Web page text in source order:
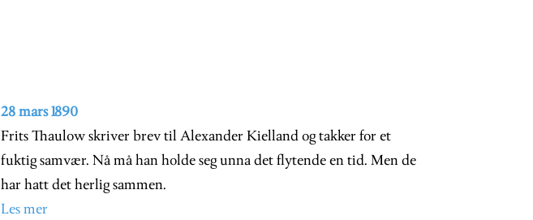
28 mars 1890
Frits Thaulow skriver brev til Alexander Kielland og takker for et
fuktig samvær. Nå må han holde seg unna det flytende en tid. Men de
har hatt det herlig sammen.
Les mer